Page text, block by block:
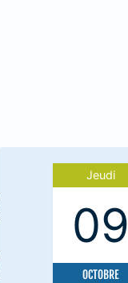
Jeudi
09
OCTOBRE